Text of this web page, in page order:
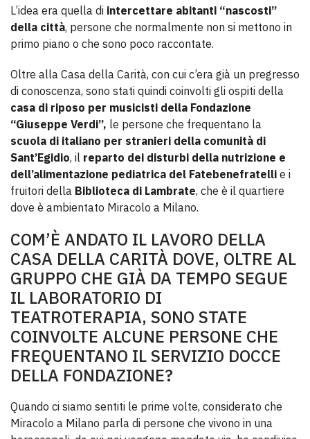
L’idea era quella di intercettare abitanti “nascosti”
della città, persone che normalmente non si mettono in
primo piano o che sono poco raccontate.
Oltre alla Casa della Carità, con cui c’era già un pregresso
di conoscenza, sono stati quindi coinvolti gli ospiti della
casa di riposo per musicisti della Fondazione
“Giuseppe Verdi”, le persone che frequentano la
scuola di italiano per stranieri della comunità di
Sant’Egidio, il reparto dei disturbi della nutrizione e
dell’alimentazione pediatrica del Fatebenefratelli e i
fruitori della Biblioteca di Lambrate, che è il quartiere
dove è ambientato Miracolo a Milano.
COM’È ANDATO IL LAVORO DELLA
CASA DELLA CARITÀ DOVE, OLTRE AL
GRUPPO CHE GIÀ DA TEMPO SEGUE
IL LABORATORIO DI
TEATROTERAPIA, SONO STATE
COINVOLTE ALCUNE PERSONE CHE
FREQUENTANO IL SERVIZIO DOCCE
DELLA FONDAZIONE?
Quando ci siamo sentiti le prime volte, considerato che
Miracolo a Milano parla di persone che vivono in una